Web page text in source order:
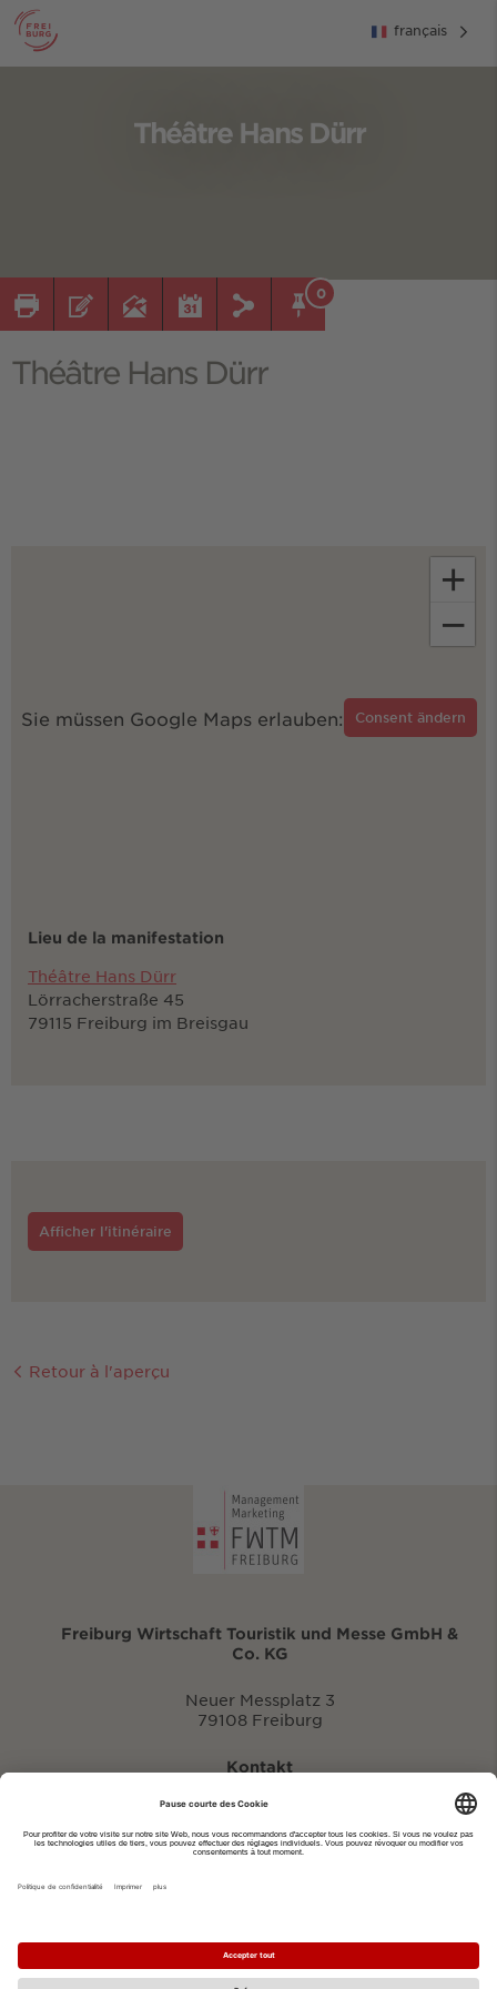
français
Théâtre Hans Dürr
0
Théâtre Hans Dürr
Sie müssen Google Maps erlauben: Consent ändern
+
−
Lieu de la manifestation
Théâtre Hans Dürr
Lörracherstraße 45
79115 Freiburg im Breisgau
Afficher l'itinéraire
Retour à l'aperçu
Freiburg Wirtschaft Touristik und Messe GmbH &
Co. KG
Neuer Messplatz 3
79108 Freiburg
Kontakt
eventportal@fwtm.de
Imprimer